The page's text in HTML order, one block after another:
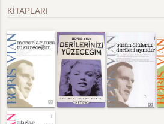
KİTAPLARI